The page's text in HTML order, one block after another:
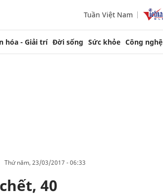
Tuần Việt Nam
hóa - Giải trí Đời sống Sức khỏe Công nghệ
thứ năm, 23/03/2017 - 06:33
40